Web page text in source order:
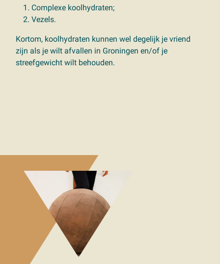
Complexe koolhydraten;
Vezels.
Kortom, koolhydraten kunnen wel degelijk je vriend
zijn als je wilt afvallen in Groningen en/of je
streefgewicht wilt behouden.